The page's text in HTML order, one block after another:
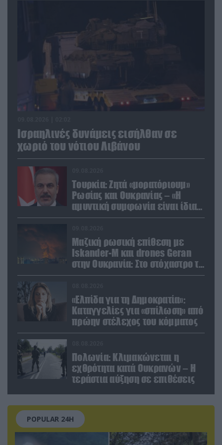
Ισραηλινές δυνάμεις εισήλθαν σε
χωριό του νότιου Λιβάνου
Τουρκία: Ζητά «μορατόριουμ»
Ρωσίας και Ουκρανίας – «Η
αμυντική συμφωνία είναι ίδια
με το άρθρο 5 του ΝΑΤΟ» (upd)
Μαζική ρωσική επίθεση με
Iskander-M και drones Geran
στην Ουκρανία: Στο στόχαστρο το
εργοστάσιο των Flamingo
«Ελπίδα για τη Δημοκρατία»:
Καταγγελίες για «σπίλωση» από
πρώην στέλεχος του κόμματος
Πολωνία: Κλιμακώνεται η
εχθρότητα κατά Ουκρανών – Η
τεράστια αύξηση σε επιθέσεις
POPULAR 24H